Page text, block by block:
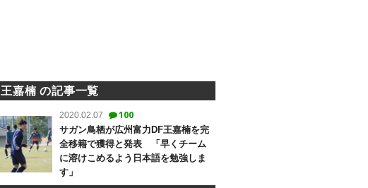
王嘉楠 の記事一覧
2020.02.07 100
サガン鳥栖が広州富力DF王嘉楠を完
全移籍で獲得と発表 「早くチーム
に溶けこめるよう日本語を勉強しま
す」